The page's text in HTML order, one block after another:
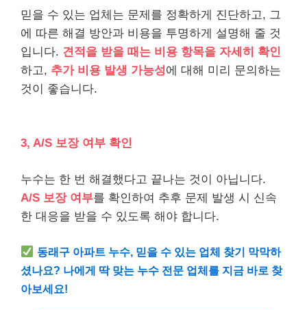
믿을 수 있는 업체는 문제를 정확하게 진단하고, 그
에 따른 해결 방안과 비용을 투명하게 설명해 줄 것
입니다. 견적을 받을 때는 비용 항목을 자세히 확인
하고, 추가 비용 발생 가능성에 대해 미리 문의하는
것이 좋습니다.
3, A/S 보장 여부 확인
누수는 한 번 해결했다고 끝나는 것이 아닙니다.
A/S 보장 여부를 확인하여 추후 문제 발생 시 신속
한 대응을 받을 수 있도록 해야 합니다.
동래구 아파트 누수, 믿을 수 있는 업체 찾기 막막하
셨나요? 나에게 딱 맞는 누수 전문 업체를 지금 바로 찾
아보세요!